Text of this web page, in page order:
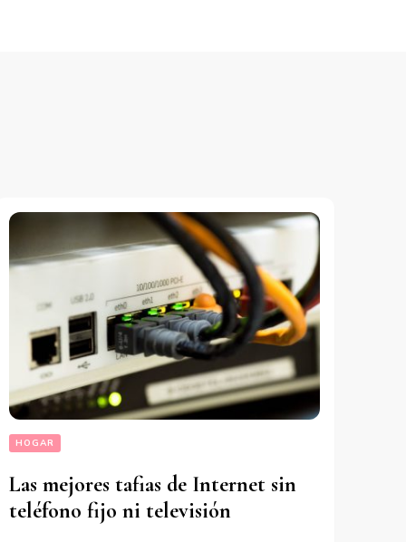
HOGAR
Las mejores tafias de Internet sin
teléfono fijo ni televisión